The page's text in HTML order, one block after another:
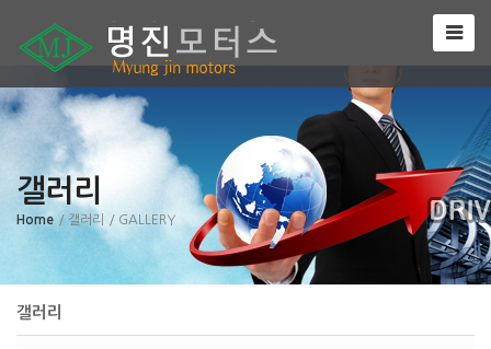
갤러리
Home / 갤러리 / GALLERY
갤러리
Sketchbook5, 스케치북5
Sketchbook5, 스케치북5